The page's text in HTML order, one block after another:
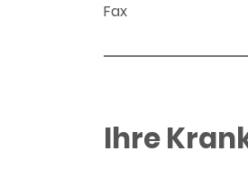
Fax
Ihre